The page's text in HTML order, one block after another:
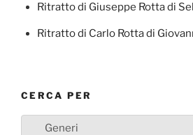
Ritratto di Giuseppe Rotta di
Ritratto di Carlo Rotta di
CERCA PER
Generi